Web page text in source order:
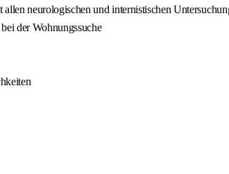
allen neurologischen und internistischen
der Wohnungssuche